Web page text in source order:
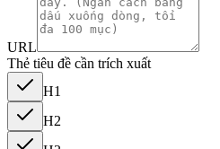
URL
Thẻ tiêu đề cần trích xuất
H1
H2